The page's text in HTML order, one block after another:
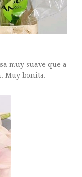
muy suave que a
Muy bonita.